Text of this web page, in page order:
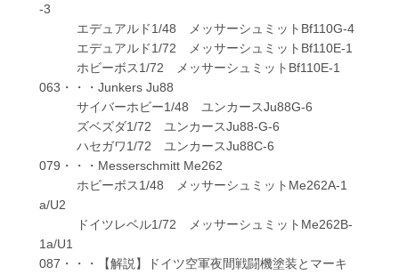
-3
エデュアルド1/48 メッサーシュミットBf110G-4
エデュアルド1/72 メッサーシュミットBf110E-1
ホビーボス1/72 メッサーシュミットBf110E-1
063・・・Junkers Ju88
サイバーホビー1/48 ユンカースJu88G-6
ズベズダ1/72 ユンカースJu88-G-6
ハセガワ1/72 ユンカースJu88C-6
079・・・Messerschmitt Me262
ホビーボス1/48 メッサーシュミットMe262A-1
a/U2
ドイツレベル1/72 メッサーシュミットMe262B-
1a/U1
087・・・【解説】ドイツ空軍夜間戦闘機塗装とマーキ